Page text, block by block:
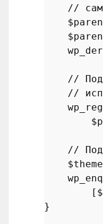
//
//
//
//
        [
}